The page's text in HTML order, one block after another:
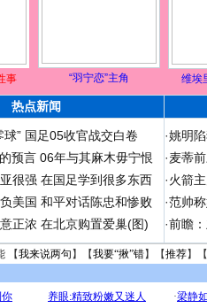
事 “羽宁恋”主角 维埃
热点新闻
球” 国足05收官战交白卷
预言 06年与其麻木毋宁恨
很强 在国足学到很多东西
美国 和平对话陈忠和惨败
正浓 在北京购置爱巢(图)
·姚明
·麦蒂
·火箭
·范帅
·前瞻
【我来说两句 】【我要“揪”错】【推荐】